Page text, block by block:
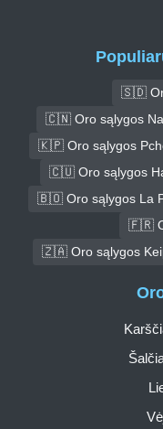
🇸🇩
🇨🇳 Oro sąlygos
🇰🇵 Oro sąlygos
🇨🇺 Oro sąlygos
🇧🇴 Oro sąlygos La
🇫🇷
🇿🇦 Oro sąlygos